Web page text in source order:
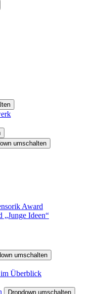
umschalten
Award
Ideen“
umschalten
Überblick
Dropdown umschalten